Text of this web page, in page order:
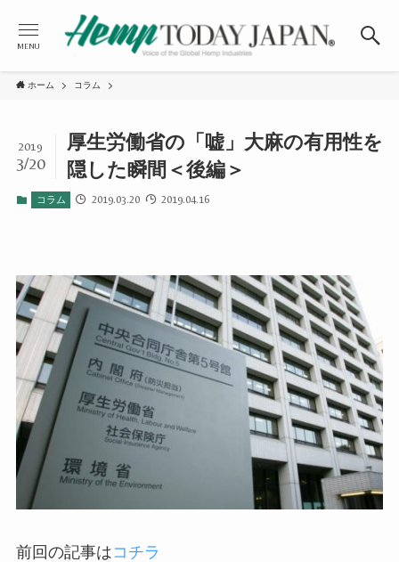
MENU
ホーム コラム
厚生労働省の「嘘」大麻の有用性を
隠した瞬間＜後編＞
2019
3/20
コラム 2019.03.20 2019.04.16
前回の記事はコチラ